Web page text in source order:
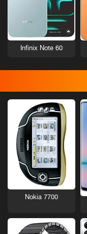
Infinix Note 60
Nokia 7700